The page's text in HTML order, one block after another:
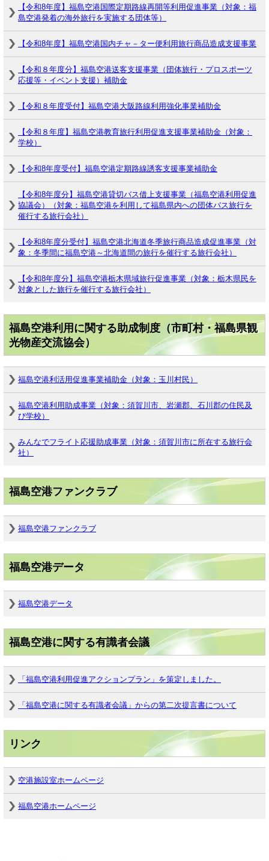
【令和8年度】福島空港国際定期路線再開等利用促進事業（対象：福
島空港発着の海外旅行を実施する団体等）
【令和8年度】福島空港国内チャ－ター便利用旅行商品造成支援事業
【令和８年度分】福島空港送客支援事業（団体旅行・プロスポーツ
応援等・イベント支援）補助金
【令和８年度受付】福島空港大阪路線利用強化事業補助金
【令和８年度】福島空港教育旅行利用促進支援事業補助金（対象：
学校）
【令和8年度受付】福島空港定期路線誘客支援事業補助金
【令和8年度分】福島空港貸切バス借上支援事業（福島空港利用促進
協議会）（対象：福島空港を利用して福島県内への団体バス旅行を
催行する旅行会社）
【令和8年度分受付】福島空港北海道冬季旅行商品造成促進事業（対
象：冬季間に福島空港～北海道間の旅行を催行する旅行会社）
【令和8年度分】福島空港栃木県域旅行促進事業（対象：栃木県民を
対象とした旅行を催行する旅行会社）
福島空港利用に関する助成制度（市町村・福島県観
光物産交流協会）
福島空港利活用促進事業補助金（対象：玉川村民）
福島空港利用助成事業（対象：須賀川市、岩瀬郡、石川郡の住民及
び学校）
みんなでフライト応援助成事業（対象：須賀川市に所在する旅行会
社）
福島空港ファンクラブ
福島空港ファンクラブ
福島空港データ
福島空港データ
福島空港に関する有識者会議
「福島空港利用促進アクションプラン」を策定しました。
「福島空港に関する有識者会議」からの第二次提言書について
リンク
空港施設室ホームページ
福島空港ホームページ